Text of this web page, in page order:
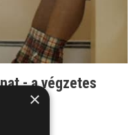
- a végzetes
×